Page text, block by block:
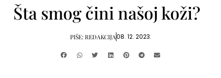
Šta smog čini našoj koži?
PIŠE:REDAKCIJA08. 12. 2023.